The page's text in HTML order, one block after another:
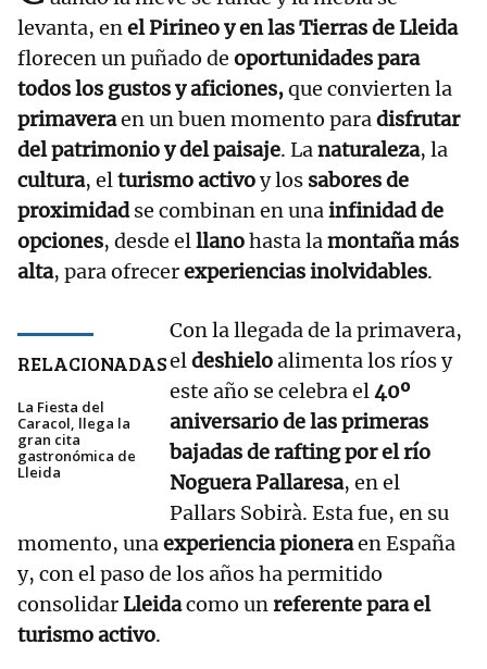
levanta, enel Pirineo y en las Tierras de Lleida
florecen un puñado de oportunidades para
todos los gustos y aficiones,que convierten la
primaveraen un buen momento paradisfrutar
del patrimonio y del paisaje. Lanaturaleza, la
cultura, elturismo activoy los sabores de
proximidadse combinan en unainfinidad de
opciones, desde elllanohasta lamontaña más
alta, para ofrecerexperiencias inolvidables.
RELACIONADAS
La Fiesta del
Caracol, llega la
gran cita
gastronómica de
Lleida
Con la llegada de la primavera,
eldeshieloalimenta los ríos y
este año se celebra el40º
aniversario de las primeras
bajadas de rafting por el río
Noguera Pallaresa, en el
Pallars Sobirà. Esta fue, en su
momento, unaexperiencia pioneraen España
y, con el paso de los años ha permitido
consolidarLleidacomo unreferente para el
turismo activo.